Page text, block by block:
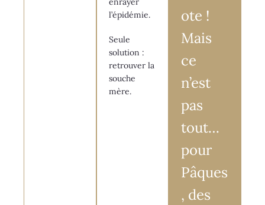
l’épidémie.
Seule
solution :
retrouver la
souche
mère.
ote !
Mais
ce
n’est
pas
tout…
pour
Pâques
, des